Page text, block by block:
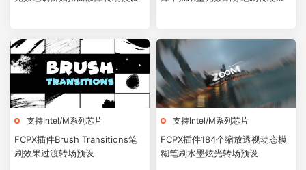
支持Intel/M系列芯片
FCPX插件Brush Transitions笔
刷效果过渡转场预设
支持Intel/M系列芯片
FCPX插件184个缩放透视动态模
糊笔刷水墨炫光转场预设